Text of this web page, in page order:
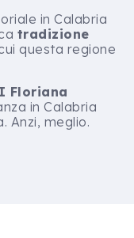
in Calabria
tradizione
questa regione
Floriana
in Calabria
Anzi, meglio.